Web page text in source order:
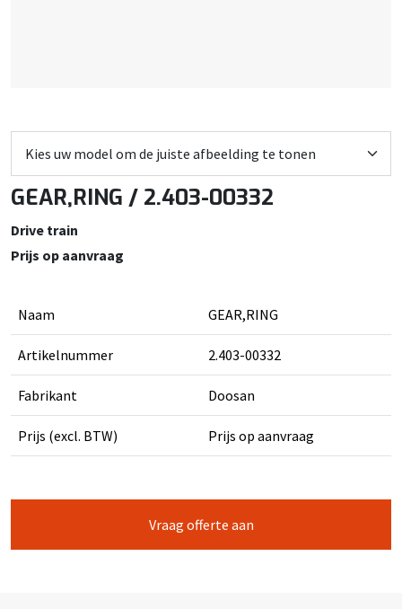
GEAR,RING / 2.403-00332
Drive train
Prijs op aanvraag
Naam GEAR,RING
Artikelnummer 2.403-00332
Fabrikant Doosan
Prijs (excl. BTW) Prijs op aanvraag
Vraag offerte aan